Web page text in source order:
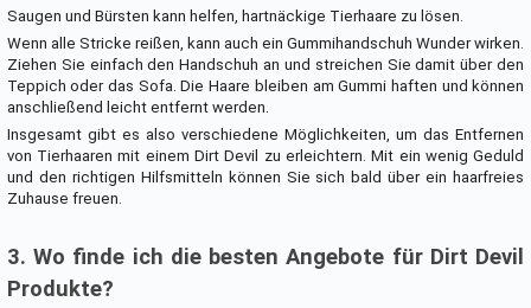
Saugen und Bürsten kann helfen, hartnäckige Tierhaare zu lösen.
Wenn alle Stricke reißen, kann auch ein Gummihandschuh Wunder wirken.
Ziehen Sie einfach den Handschuh an und streichen Sie damit über den
Teppich oder das Sofa. Die Haare bleiben am Gummi haften und können
anschließend leicht entfernt werden.
Insgesamt gibt es also verschiedene Möglichkeiten, um das Entfernen
von Tierhaaren mit einem Dirt Devil zu erleichtern. Mit ein wenig Geduld
und den richtigen Hilfsmitteln können Sie sich bald über ein haarfreies
Zuhause freuen.
3. Wo finde ich die besten Angebote für Dirt Devil
Produkte?